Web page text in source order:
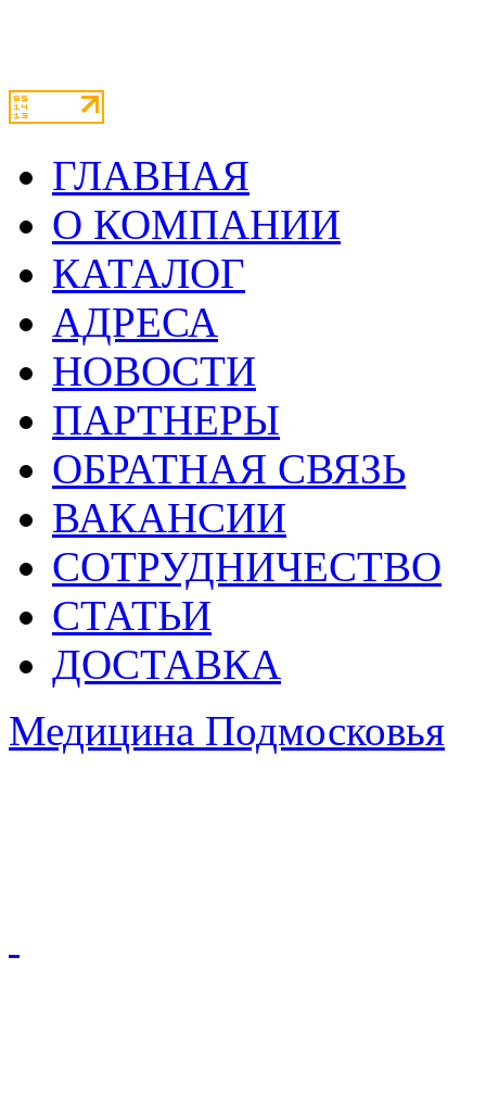
ГЛАВНАЯ
О КОМПАНИИ
КАТАЛОГ
АДРЕСА
НОВОСТИ
ПАРТНЕРЫ
ОБРАТНАЯ СВЯЗЬ
ВАКАНСИИ
СОТРУДНИЧЕСТВО
СТАТЬИ
ДОСТАВКА
Медицина Подмосковья